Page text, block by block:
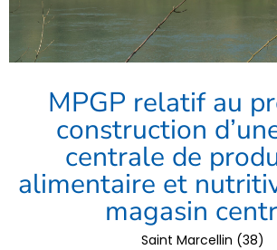
MPGP relatif au
construction
centrale de
alimentaire et
magasin
Saint Marcellin (38)